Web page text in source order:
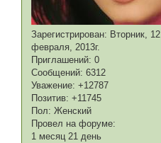
Зарегистрирован: Вторник, 12
февраля, 2013г.
Приглашений: 0
Сообщений: 6312
Уважение: +12787
Позитив: +11745
Пол: Женский
Провел на форуме:
1 месяц 21 день